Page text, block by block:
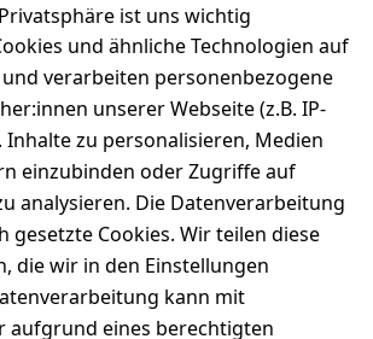
ist uns wichtig
und ähnliche Technologien auf
verarbeiten personenbezogene
unserer Webseite (z.B. IP-
Inhalte zu personalisieren, Medien
einzubinden oder Zugriffe auf
analysieren. Die Datenverarbeitung
Cookies. Wir teilen diese
die wir in den Einstellungen
kann mit
aufgrund eines berechtigten
uns
zum
Wir
versenden
mit
Zahle
bequem per